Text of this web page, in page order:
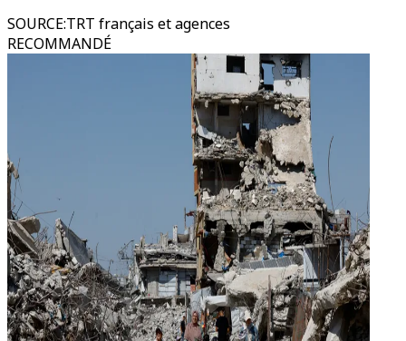
SOURCE:TRT français et agences
RECOMMANDÉ